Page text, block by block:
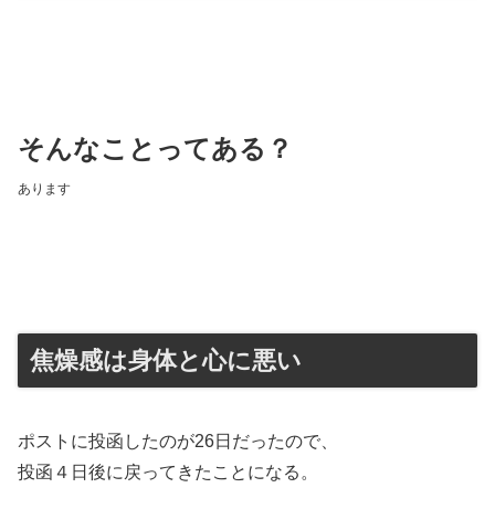
そんなことってある？
あります
焦燥感は身体と心に悪い
ポストに投函したのが26日だったので、
投函４日後に戻ってきたことになる。